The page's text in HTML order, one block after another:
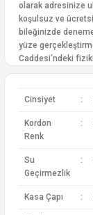
olarak adresinize
koşulsuz ve
bileğinizde
yüze
Caddesi’ndeki
Cinsiyet :
Kordon
Renk
:
Su
Geçirmezlik
:
Kasa Çapı :